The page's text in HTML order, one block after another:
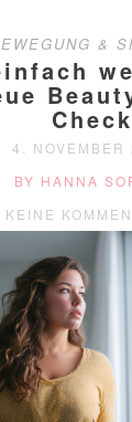
&
Check
4. NOVEMBER
BY HANNA
KEINE